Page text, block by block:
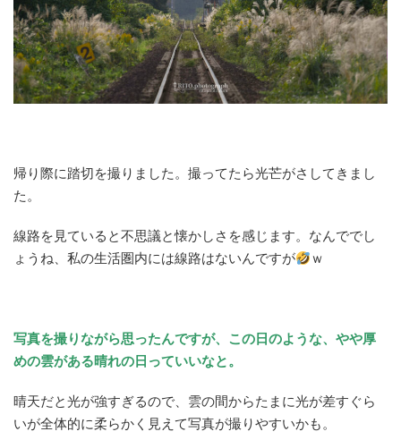
帰り際に踏切を撮りました。撮ってたら光芒がさしてきまし
た。
線路を見ていると不思議と懐かしさを感じます。なんででし
ょうね、私の生活圏内には線路はないんですが
ｗ
写真を撮りながら思ったんですが、この日のような、やや厚
めの雲がある晴れの日っていいなと。
晴天だと光が強すぎるので、雲の間からたまに光が差すぐら
いが全体的に柔らかく見えて写真が撮りやすいかも。